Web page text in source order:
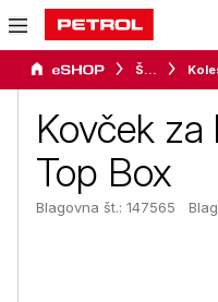
Šport
Kovček
Top Box
Blagovna št.: 147565